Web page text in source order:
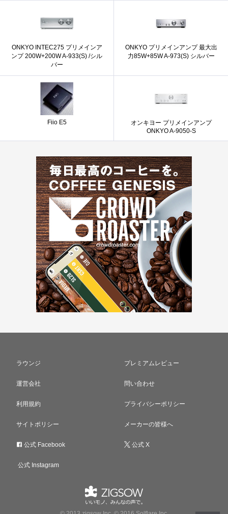
ONKYO INTEC275 プリメインア
ンプ 200W+200W A-933(S) /シル
バー
ONKYO プリメインアンプ 最大出
力85W+85W A-973(S) シルバー
Fiio E5
オンキヨー プリメインアンプ
ONKYO A-9050-S
ラウンジ プレミアムレビュー
運営会社 問い合わせ
利用規約 プライバシーポリシー
サイトポリシー メーカーの皆様へ
公式 Facebook 公式 X
公式 Instagram